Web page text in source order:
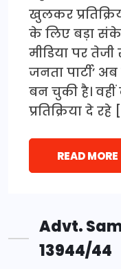
खुलकर
के लिए बड़ा
मीडिया पर
जनता पार्टी’
बन चुकी है।
प्रतिक्रिया दे रहे
READ MORE
Advt.
13944/44